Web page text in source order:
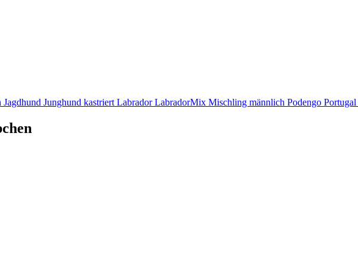
Jagdhund Junghund kastriertLabradorLabradorMix Mischling männlich Podengo Portugal